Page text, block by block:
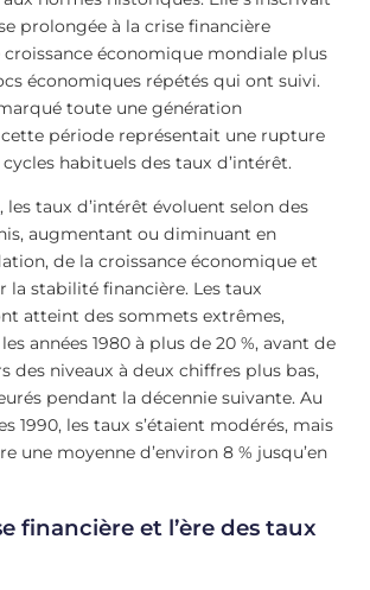
prolongée à la crise financière
croissance économique mondiale plus
économiques répétés qui ont suivi.
toute une génération
période représentait une rupture
habituels des taux d’intérêt.
, les taux d’intérêt évoluent selon des
augmentant ou diminuant en
de la croissance économique et
la stabilité financière. Les taux
atteint des sommets extrêmes,
années 1980 à plus de 20 %, avant de
des niveaux à deux chiffres plus bas,
pendant la décennie suivante. Au
1990, les taux s’étaient modérés, mais
une moyenne d’environ 8 % jusqu’en
financière et l’ère des taux